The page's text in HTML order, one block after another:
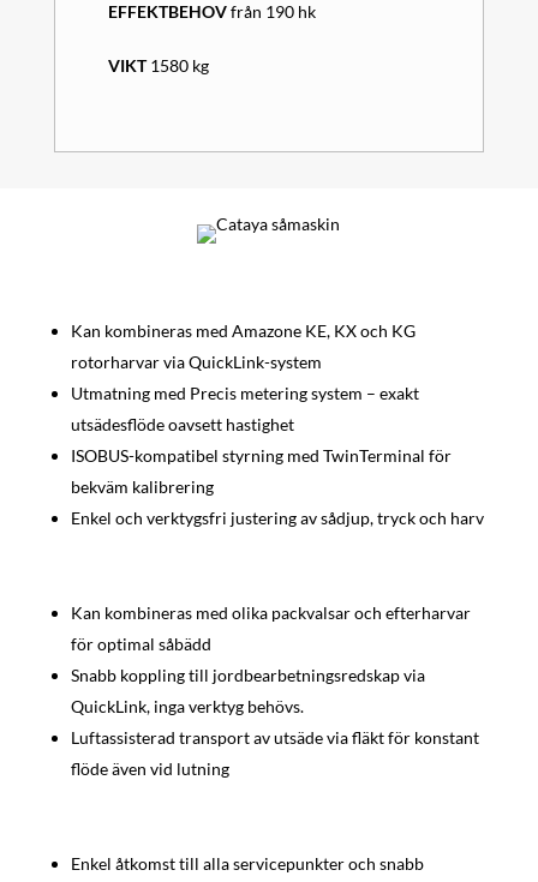
EFFEKTBEHOVfrån 190 hk
VIKT1580 kg
Kan kombineras med Amazone KE, KX och KG
rotorharvar via QuickLink-system
Utmatning med Precis metering system – exakt
utsädesflöde oavsett hastighet
ISOBUS-kompatibel styrning med TwinTerminal för
bekväm kalibrering
Enkel och verktygsfri justering av sådjup, tryck och harv
Kan kombineras med olika packvalsar och efterharvar
för optimal såbädd
Snabb koppling till jordbearbetningsredskap via
QuickLink, inga verktyg behövs.
Luftassisterad transport av utsäde via fläkt för konstant
flöde även vid lutning
Enkel åtkomst till alla servicepunkter och snabb